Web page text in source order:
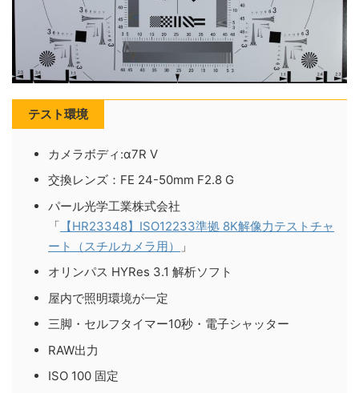
テスト環境
カメラボディ:α7R V
交換レンズ：FE 24-50mm F2.8 G
パール光学工業株式会社
「 【HR23348】ISO12233準拠 8K解像力テストチャ
ート（スチルカメラ用）
」
オリンパス HYRes 3.1 解析ソフト
屋内で照明環境が一定
三脚・セルフタイマー10秒・電子シャッター
RAW出力
ISO 100 固定